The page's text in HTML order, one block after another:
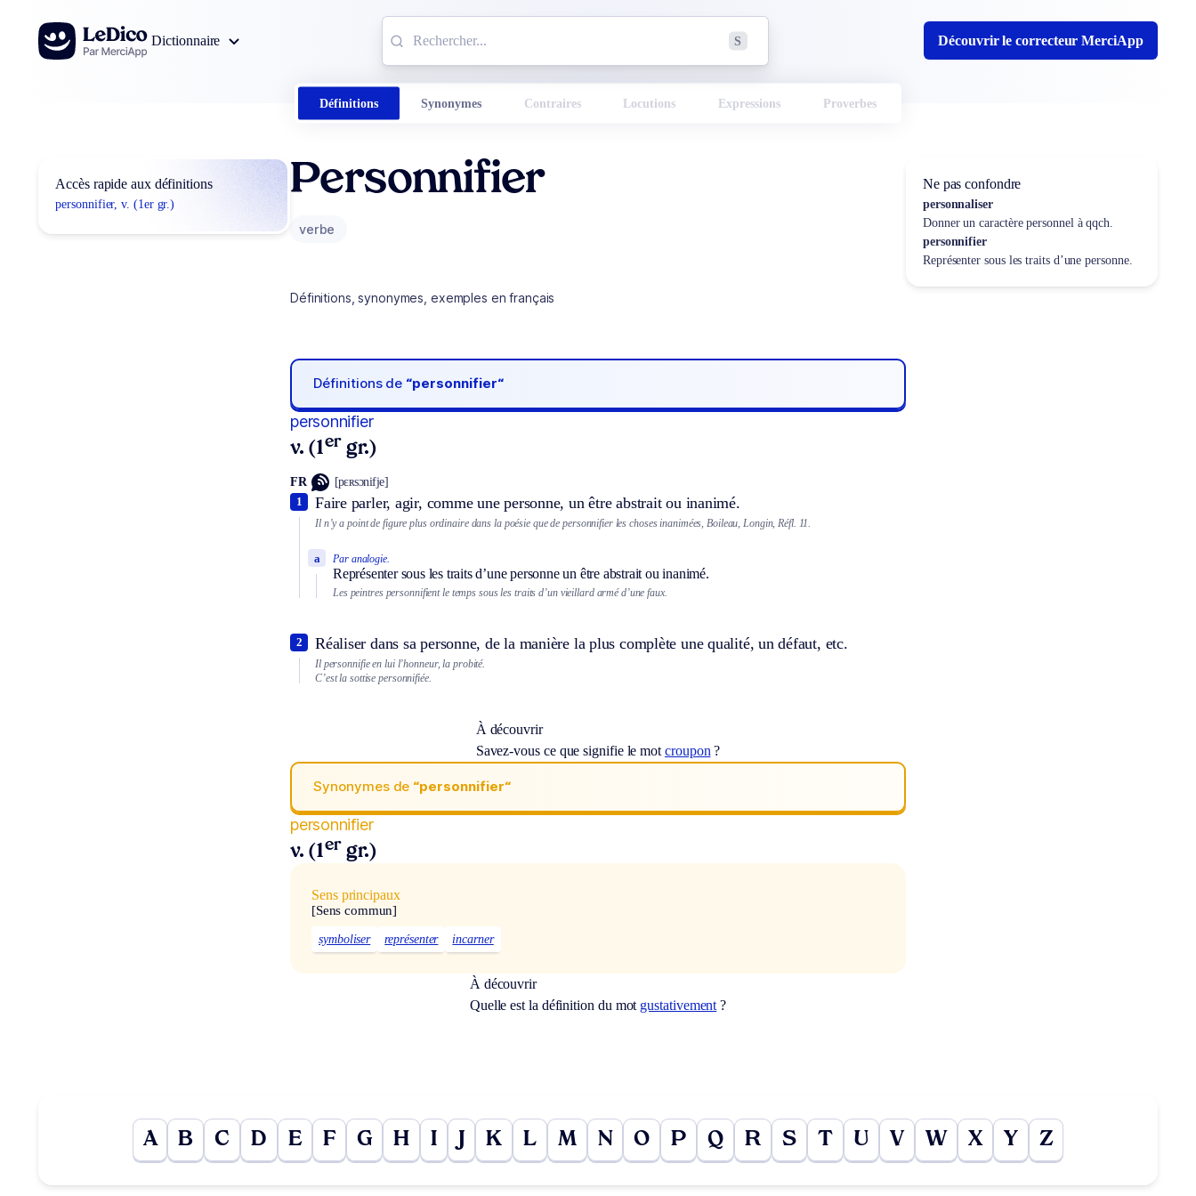
Aller au contenu
Dictionnaire
S Découvrir le correcteur MerciApp
Définitions Synonymes Contraires Locutions Expressions Proverbes
Accès rapide aux définitions
personnifier, v. (1er gr.)
Personnifier
verbe
Définitions, synonymes, exemples en français
Définitions de “personnifier“
personnifier
v. (1er gr.)
FR [pɛʀsɔnifje]
Faire parler, agir, comme une personne, un être abstrait ou inanimé.
1
Il n’y a point de figure plus ordinaire dans la poésie que de personnifier les choses inanimées, Boileau, Longin, Réfl. 11.
Par analogie.
Représenter sous les traits d’une personne un être abstrait ou inanimé.
a
Les peintres personnifient le temps sous les traits d’un vieillard armé d’une faux.
Réaliser dans sa personne, de la manière la plus complète une qualité, un défaut, etc.
2
Il personnifie en lui l’honneur, la probité.
C’est la sottise personnifiée.
À découvrir
Savez-vous ce que signifie le mot croupon ?
Synonymes de “personnifier“
personnifier
v. (1er gr.)
Sens principaux
[Sens commun]
symboliser représenter incarner
À découvrir
Quelle est la définition du mot gustativement ?
Ne pas confondre
personnaliser
Donner un caractère personnel à qqch.
personnifier
Représenter sous les traits d’une personne.
A B C D E F G H I K L M N O P Q R S T U V W X Y Z